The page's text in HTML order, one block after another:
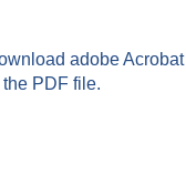
adobe Acrobat
PDF file.